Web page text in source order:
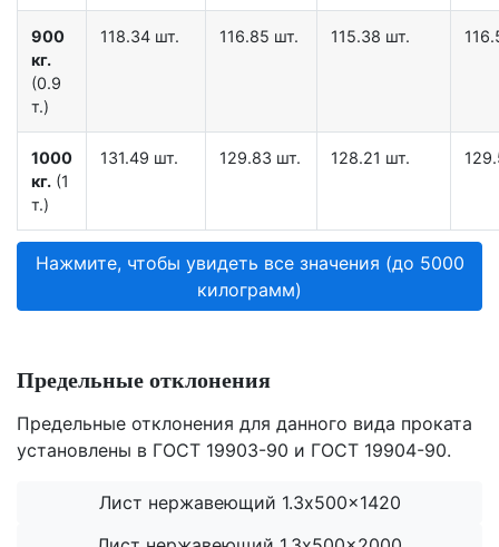
900
кг.
(0.9
т.)
118.34 шт. 116.85 шт. 115.38 шт.
1000
кг. (1
т.)
131.49 шт. 129.83 шт. 128.21 шт.
Нажмите, чтобы увидеть все значения (до 5000
килограмм)
Предельные отклонения
Предельные отклонения для данного вида проката
установлены в ГОСТ 19903-90 и ГОСТ 19904-90.
Лист нержавеющий 1.3x500x1420